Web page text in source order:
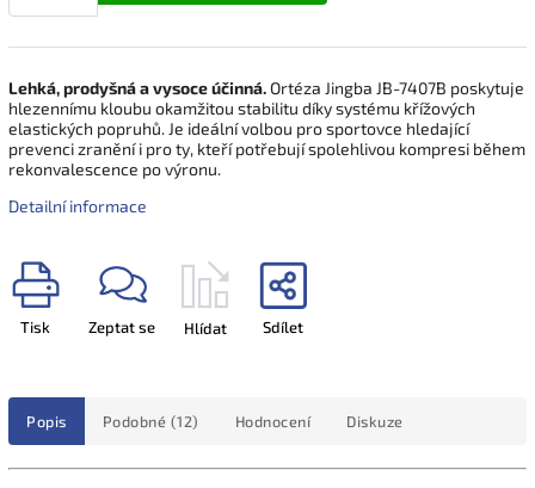
Lehká, prodyšná a vysoce účinná.Ortéza Jingba JB-7407B poskytuje
hlezennímu kloubu okamžitou stabilitu díky systému křížových
elastických popruhů. Je ideální volbou pro sportovce hledající
prevenci zranění i pro ty, kteří potřebují spolehlivou kompresi během
rekonvalescence po výronu.
Detailní informace
Tisk Zeptat se Hlídat Sdílet
Popis Podobné (12) Hodnocení Diskuze